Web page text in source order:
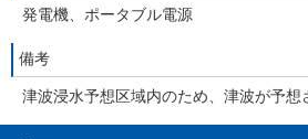
発電機、ポータブル電源
備考
津波浸水予想区域内のため、津波が予想